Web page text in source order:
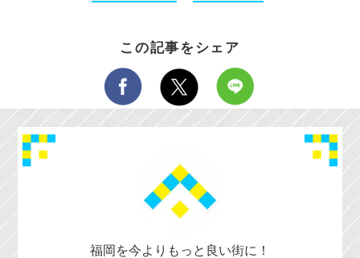
この記事をシェア
福岡を今よりもっと良い街に！